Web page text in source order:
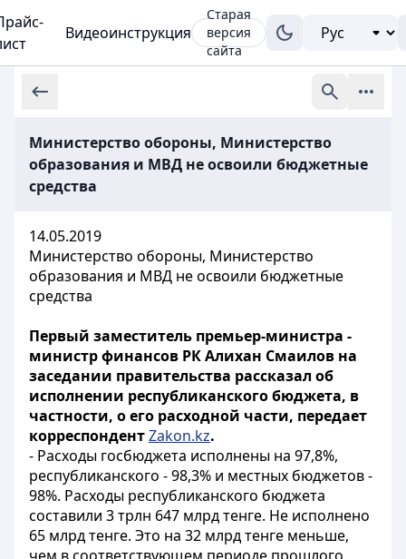
Видеоинструкция
Старая
версия
сайта
Министерство обороны, Министерство
образования и МВД не освоили бюджетные
средства
14.05.2019
Министерство обороны, Министерство
образования и МВД не освоили бюджетные
средства
Первый заместитель премьер-министра -
министр финансов РК Алихан Смаилов на
заседании правительства рассказал об
исполнении республиканского бюджета, в
частности, о его расходной части, передает
корреспондентZakon.kz.
- Расходы госбюджета исполнены на 97,8%,
республиканского - 98,3% и местных бюджетов -
98%. Расходы республиканского бюджета
составили 3 трлн 647 млрд тенге. Не исполнено
65 млрд тенге. Это на 32 млрд тенге меньше,